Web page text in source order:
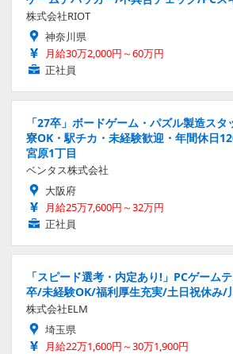
株式会社RIOT
神奈川県
月給30万2,000円～60万円
正社員
「27卒」ボードゲーム・パズル製造ス
寮OK・駅チカ・未経験歓迎・年間休日
宮原1丁目
ベンタス株式会社
大阪府
月給25万7,600円～32万円
正社員
「スピード選考・内定あり!」PCゲーム
卒/未経験OK/福利厚生充実/土日祝休み/
株式会社ELM
埼玉県
月給22万1,600円～30万1,900円